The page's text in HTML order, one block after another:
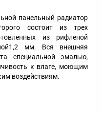
панельный радиатор
состоит из трех
из рифленой
мм. Вся внешняя
специальной эмалью,
к влаге, моющим
воздействиям.